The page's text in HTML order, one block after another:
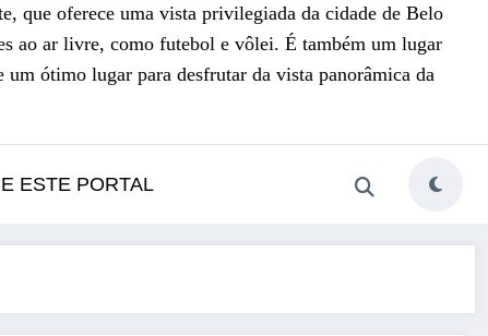
que oferece uma vista privilegiada da cidade de Belo
ao ar livre, como futebol e vôlei. É também um lugar
ótimo lugar para desfrutar da vista panorâmica da
ESTE PORTAL